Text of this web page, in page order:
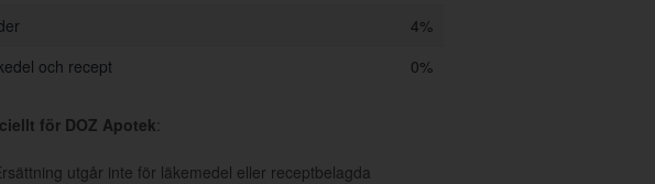
4%
och recept
0%
för DOZ Apotek:
utgår inte för läkemedel eller receptbelagda